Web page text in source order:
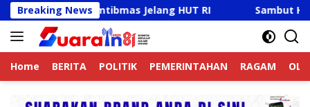
Langsung
ke
konten
Breaking News
Kamtibmas Jelang HUT RI Sambut HUT RI Ke-81,
Home BERITA POLITIK PEMERINTAHAN RAGAM